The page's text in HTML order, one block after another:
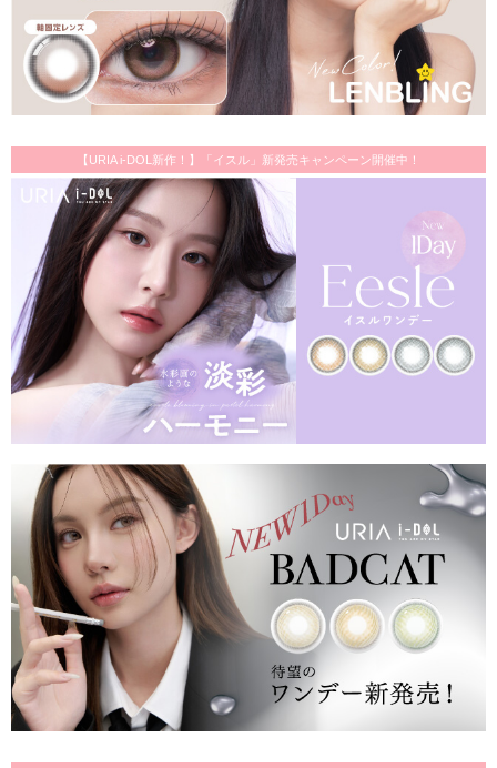
【URIA i-DOL新作！】「イスル」新発売キャンペーン開催中！